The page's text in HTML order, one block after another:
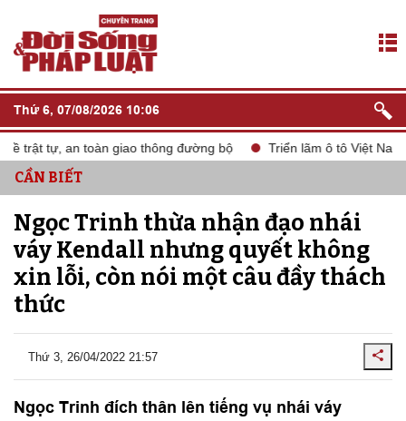
Thứ 6, 07/08/2026 10:06
tự, an toàn giao thông đường bộ Triển lãm ô tô Việt Nam
CẦN BIẾT
Ngọc Trinh thừa nhận đạo nhái
váy Kendall nhưng quyết không
xin lỗi, còn nói một câu đầy thách
thức
Thứ 3, 26/04/2022 21:57
Ngọc Trinh đích thân lên tiếng vụ nhái váy